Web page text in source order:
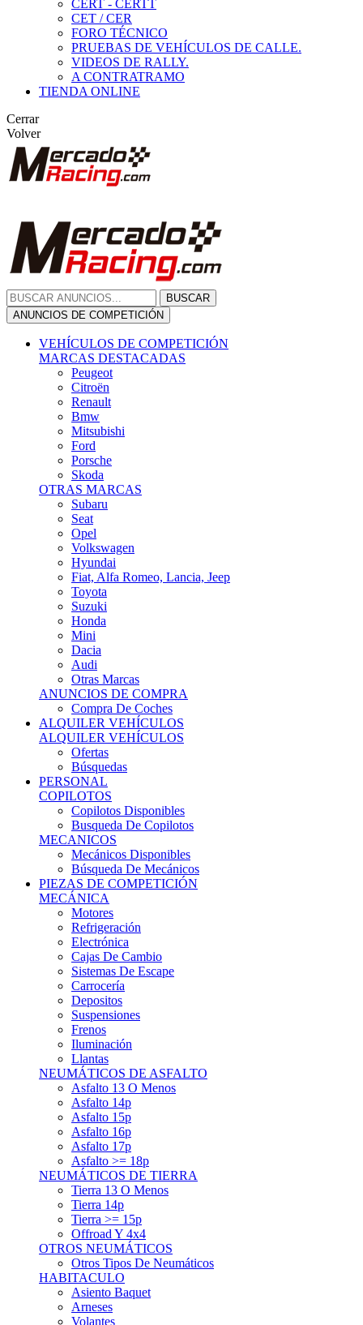
CERT - CERTT
CET / CER
FORO TÉCNICO
PRUEBAS DE VEHÍCULOS DE CALLE.
VIDEOS DE RALLY.
A CONTRATRAMO
TIENDA ONLINE
Cerrar
Volver
BUSCAR
ANUNCIOS DE COMPETICIÓN
VEHÍCULOS DE COMPETICIÓN
MARCAS DESTACADAS
Peugeot
Citroën
Renault
Bmw
Mitsubishi
Ford
Porsche
Skoda
OTRAS MARCAS
Subaru
Seat
Opel
Volkswagen
Hyundai
Fiat, Alfa Romeo, Lancia, Jeep
Toyota
Suzuki
Honda
Mini
Dacia
Audi
Otras Marcas
ANUNCIOS DE COMPRA
Compra De Coches
ALQUILER VEHÍCULOS
ALQUILER VEHÍCULOS
Ofertas
Búsquedas
PERSONAL
COPILOTOS
Copilotos Disponibles
Busqueda De Copilotos
MECANICOS
Mecánicos Disponibles
Búsqueda De Mecánicos
PIEZAS DE COMPETICIÓN
MECÁNICA
Motores
Refrigeración
Electrónica
Cajas De Cambio
Sistemas De Escape
Carrocería
Depositos
Suspensiones
Frenos
Iluminación
Llantas
NEUMÁTICOS DE ASFALTO
Asfalto 13 O Menos
Asfalto 14p
Asfalto 15p
Asfalto 16p
Asfalto 17p
Asfalto >= 18p
NEUMÁTICOS DE TIERRA
Tierra 13 O Menos
Tierra 14p
Tierra >= 15p
Offroad Y 4x4
OTROS NEUMÁTICOS
Otros Tipos De Neumáticos
HABITACULO
Asiento Baquet
Arneses
Volantes
Pedales